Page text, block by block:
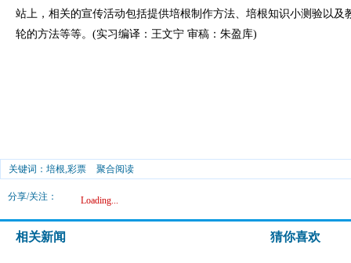
站上，相关的宣传活动包括提供培根制作方法、培根知识小测验以及
轮的方法等等。(实习编译：王文宁 审稿：朱盈库)
关键词：培根,彩票 聚合阅读
分享/关注： Loading...
相关新闻 猜你喜欢